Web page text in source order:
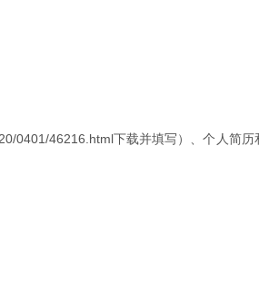
46216.html下载并填写）、个人简